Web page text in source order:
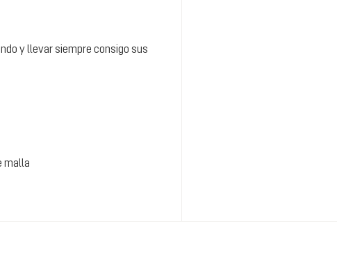
y llevar siempre consigo sus
malla